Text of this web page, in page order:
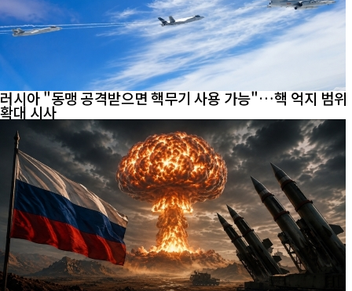
러시아 "동맹 공격받으면 핵무기 사용 가능"…핵 억지 범위
확대 시사